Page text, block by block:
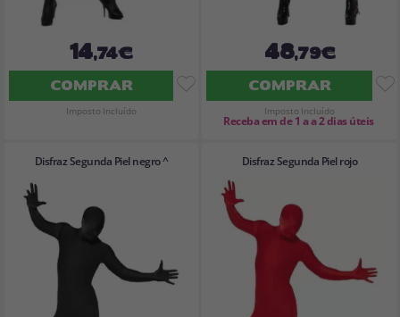
14,74€
COMPRAR
Imposto Incluído
48,79€
COMPRAR
Imposto Incluído
Receba em de 1 a a 2 dias úteis
Disfraz Segunda Piel negro ^ Disfraz Segunda Piel rojo